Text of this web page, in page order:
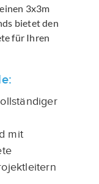
3x3m
bietet den
für Ihren
mit